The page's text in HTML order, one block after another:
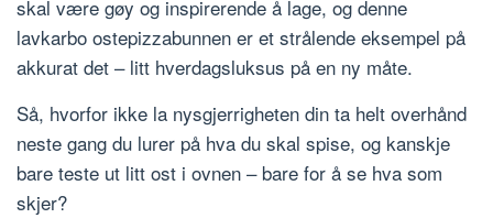
skal være gøy og inspirerende å lage, og denne
lavkarbo ostepizzabunnen er et strålende eksempel på
akkurat det – litt hverdagsluksus på en ny måte.
Så, hvorfor ikke la nysgjerrigheten din ta helt overhånd
neste gang du lurer på hva du skal spise, og kanskje
bare teste ut litt ost i ovnen – bare for å se hva som
skjer?